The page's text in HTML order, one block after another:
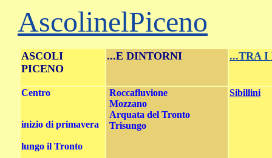
AscolinelPiceno
ASCOLI
PICENO
...E DINTORNI ...TRA I
Centro
inizio di primavera
lungo il Tronto
Roccafluvione
Mozzano
Arquata del Tronto
Trisungo
Sibillini